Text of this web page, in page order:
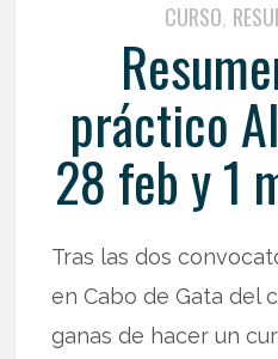
CURSO,
práctico
28 feb y 1
Tras las dos
en Cabo de Gata del
ganas de hacer un